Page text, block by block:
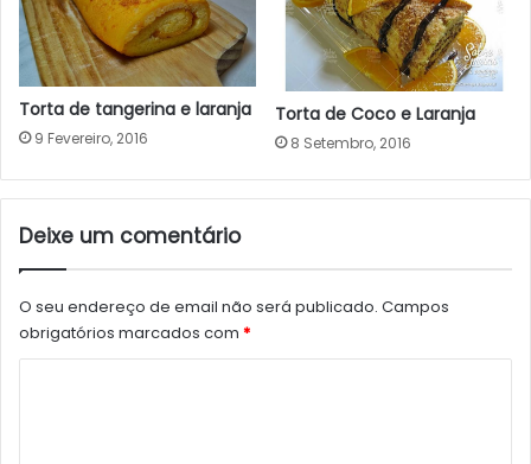
Torta de tangerina e laranja
9 Fevereiro, 2016
Torta de Coco e Laranja
8 Setembro, 2016
Deixe um comentário
O seu endereço de email não será publicado. Campos
obrigatórios marcados com *